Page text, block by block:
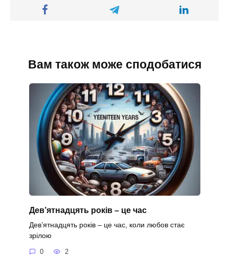
Вам також може сподобатися
Дев’ятнадцять років – це час
Дев’ятнадцять років – це час, коли любов стає
зрілою
0 2